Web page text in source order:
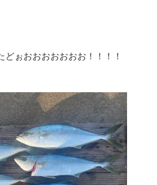
ぉおおおおおおお！！！！